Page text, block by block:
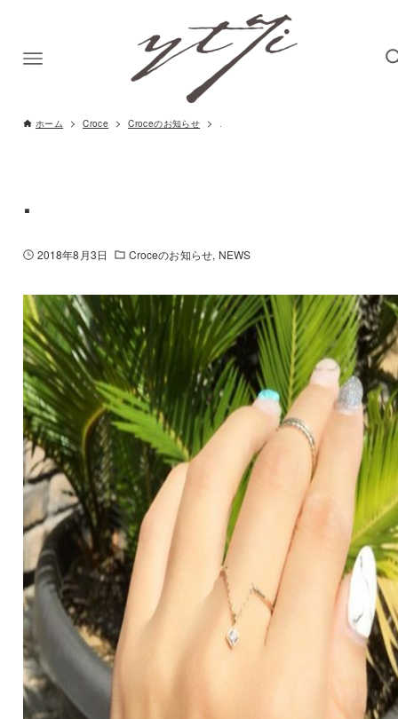
ホーム Croce Croceのお知らせ .
.
2018年8月3日 Croceのお知らせ NEWS